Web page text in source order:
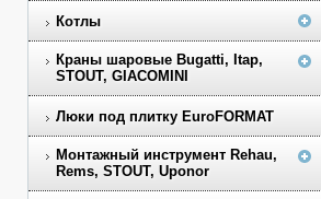
Котлы
Краны шаровые Bugatti, Itap,
STOUT, GIACOMINI
Люки под плитку EuroFORMAT
Монтажный инструмент Rehau,
Rems, STOUT, Uponor